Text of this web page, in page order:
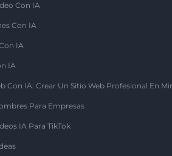
Con IA
Con IA
IA
IA
Con IA: Crear Un Sitio Web Profesional En
Para Empresas
IA Para TikTok